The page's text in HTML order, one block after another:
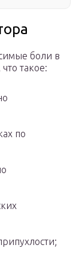
боли в
такое:
по